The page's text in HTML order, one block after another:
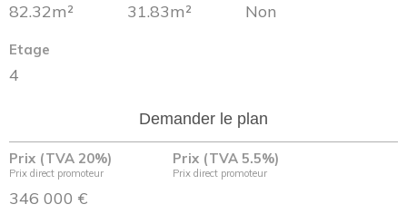
82.32m² 31.83m² Non
Etage
4
Demander le plan
Prix (TVA 20%)
Prix direct promoteur
346 000 €
Prix (TVA 5.5%)
Prix direct promoteur